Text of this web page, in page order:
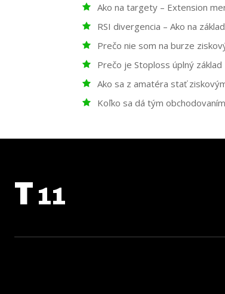
Ako na targety – Extension
RSI divergencia – Ako na
Prečo nie som na burze
Prečo je Stoploss úplný základ
Ako sa z amatéra stať
Koľko sa dá tým
T 11